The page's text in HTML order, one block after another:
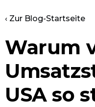
‹ Zur Blog-Startseite
Warum
USA so